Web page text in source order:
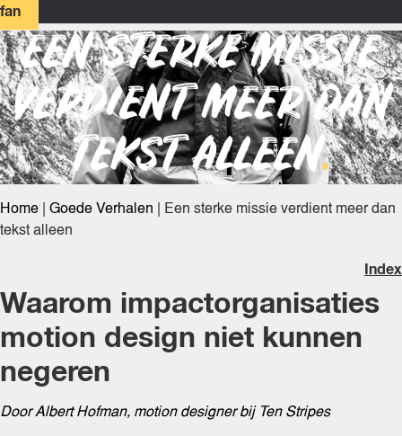
fan
EEN STERKE MISSIE
VERDIENT MEER DAN
TEKST ALLEEN.
Home Goede Verhalen
Een sterke missie verdient meer dan
tekst alleen
Index
Waarom impactorganisaties
motion design niet kunnen
negeren
Door Albert Hofman, motion designer bij Ten Stripes